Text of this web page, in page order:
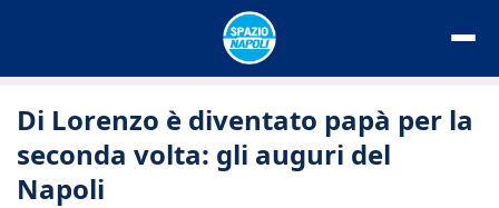
Di Lorenzo è diventato papà per la
seconda volta: gli auguri del
Napoli